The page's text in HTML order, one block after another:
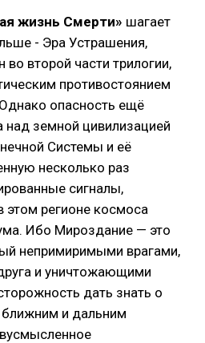
жизнь Смерти» шагает
- Эра Устрашения,
во второй части трилогии,
противостоянием
опасность ещё
над земной цивилизацией
Системы и её
несколько раз
сигналы,
регионе космоса
Ибо Мироздание — это
непримиримыми врагами,
и уничтожающими
дать знать о
и дальним